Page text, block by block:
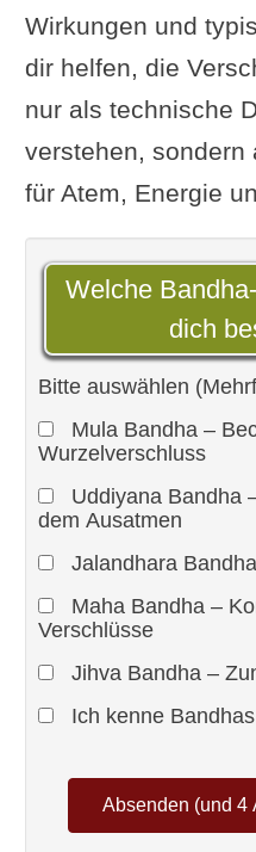
Wirkungen und
dir helfen, die
nur als technische
verstehen, sondern
für Atem, Energie
Welche
dich
Bitte auswählen
Mula Bandha –
Wurzelverschluss
Uddiyana Bandha
dem Ausatmen
Jalandhara
Maha Bandha –
Verschlüsse
Jihva Bandha –
Ich kenne